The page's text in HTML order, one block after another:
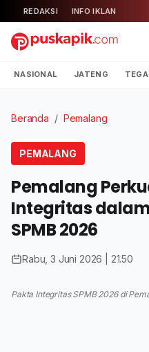
REDAKSI INFO IKLAN
NASIONAL JATENG
Beranda / Pemalang
PEMALANG
Pemalang
Integritas
SPMB 2026
Rabu, 3 Juni 2026 | 21.50
Pakta Integritas SPMB 2026 di